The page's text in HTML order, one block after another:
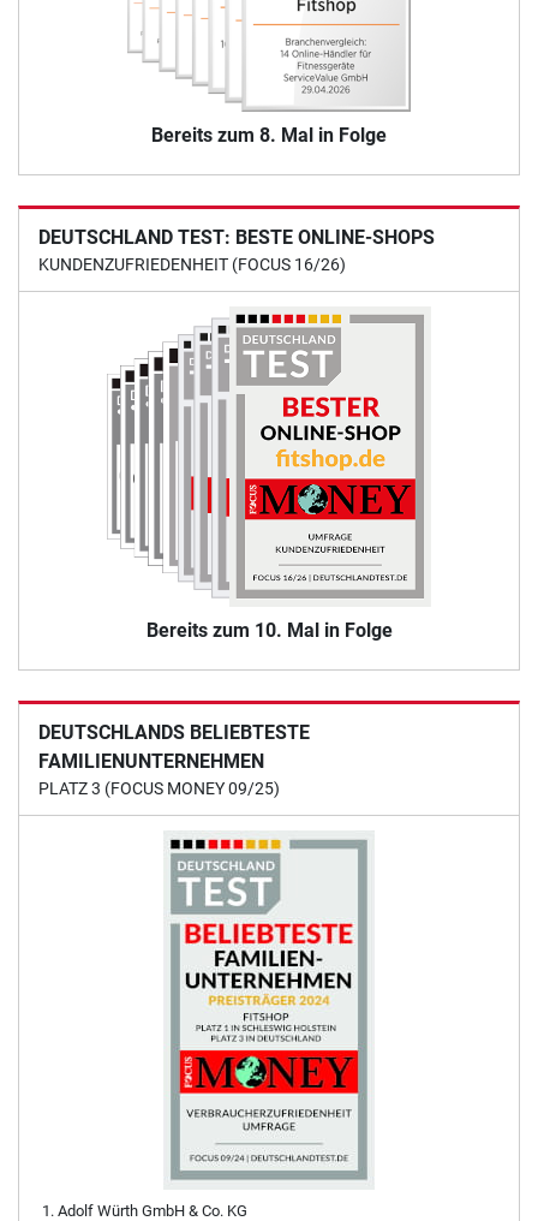
Bereits zum 8. Mal in Folge
DEUTSCHLAND TEST: BESTE ONLINE-SHOPS
KUNDENZUFRIEDENHEIT (FOCUS 16/26)
Bereits zum 10. Mal in Folge
DEUTSCHLANDS BELIEBTESTE
FAMILIENUNTERNEHMEN
PLATZ 3 (FOCUS MONEY 09/25)
Adolf Würth GmbH & Co. KG